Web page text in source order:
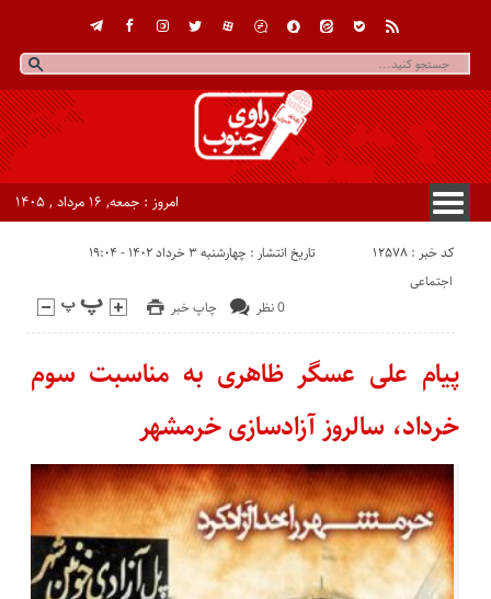
امروز : جمعه, ۱۶ مرداد , ۱۴۰۵
کد خبر : 12578 تاریخ انتشار : چهارشنبه ۳ خرداد ۱۴۰۲ - ۱۹:۰۴
چاپ خبر 0 نظر
اجتماعی
پیام علی عسگر ظاهری به مناسبت سوم
خرداد، سالروز آزادسازی خرمشهر